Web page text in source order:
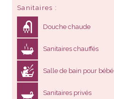
Sanitaires
Douche chaude
Sanitaires chauffés
Salle de bain pour bébé
Sanitaires privés